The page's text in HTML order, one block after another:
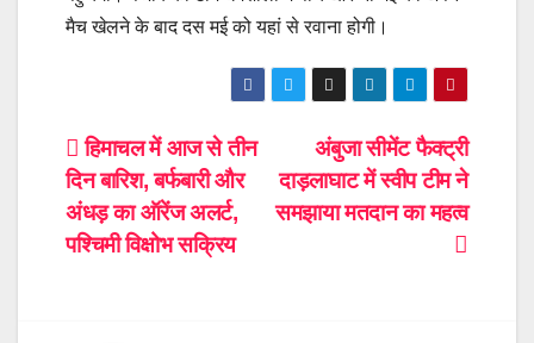
मैच खेलने के बाद दस मई को यहां से रवाना होगी।
Post
navigation
अंबुजा सीमेंट फैक्ट्री
दाड़लाघाट में स्वीप टीम ने
समझाया मतदान का महत्व
हिमाचल में आज से तीन
दिन बारिश, बर्फबारी और
अंधड़ का ऑरेंज अलर्ट,
पश्चिमी विक्षोभ सक्रिय